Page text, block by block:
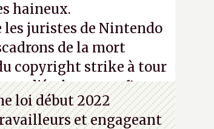
haineux.
juristes de Nintendo
de la mort
copyright strike à tour
d'étaler sa confiture
d'enfance.P.
loi début 2022
et engageant